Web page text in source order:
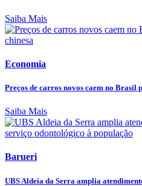
Saiba Mais
Economia
Preços de carros novos caem no Brasil
Saiba Mais
Barueri
UBS Aldeia da Serra amplia